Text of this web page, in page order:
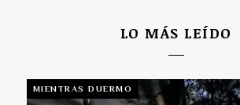
LO MÁS LEÍDO
MIENTRAS DUERMO